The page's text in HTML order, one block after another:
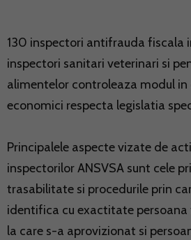
130 inspectori antifrauda fiscala
inspectori sanitari veterinari si
alimentelor controleaza modul in
economici respecta legislatia
Principalele aspecte vizate de
inspectorilor ANSVSA sunt cele
trasabilitate si procedurile prin
identifica cu exactitate persoana
la care s-a aprovizionat si